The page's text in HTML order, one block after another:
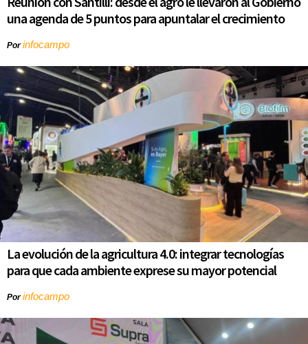
una agenda de 5 puntos para apuntalar el crecimiento
Porinfocampo
La evolución de la agricultura 4.0: integrar tecnologías
para que cada ambiente exprese su mayor potencial
Porinfocampo